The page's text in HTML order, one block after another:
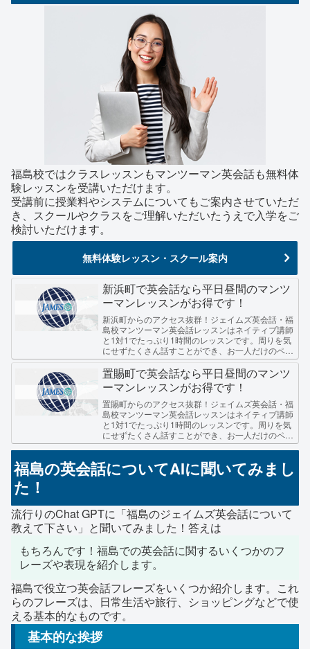
福島校ではクラスレッスンもマンツーマン英会話も無料体
験レッスンを受講いただけます。
受講前に授業料やシステムについてもご案内させていただ
き、スクールやクラスをご理解いただいたうえで入学をご
検討いただけます。
無料体験レッスン・スクール案内
新浜町で英会話なら平日昼間のマンツ
ーマンレッスンがお得です！
新浜町からのアクセス抜群！ジェイムズ英会話・福
島校マンツーマン英会話レッスンはネイティブ講師
と1対1でたっぷり1時間のレッスンです。周りを気
にせずたくさん話すことができ、お一人だけのペー
ス、レベルに合わせて進むのでわからない所や苦手
な所もし...
置賜町で英会話なら平日昼間のマンツ
ーマンレッスンがお得です！
置賜町からのアクセス抜群！ジェイムズ英会話・福
島校マンツーマン英会話レッスンはネイティブ講師
と1対1でたっぷり1時間のレッスンです。周りを気
にせずたくさん話すことができ、お一人だけのペー
ス、レベルに合わせて進むのでわからない所や苦手
福島の英会話についてAIに聞いてみまし
た！
流行りのChat GPTに「福島のジェイムズ英会話について
教えて下さい」と聞いてみました！答えは
もちろんです！福島での英会話に関するいくつかのフ
レーズや表現を紹介します。
福島で役立つ英会話フレーズをいくつか紹介します。これ
らのフレーズは、日常生活や旅行、ショッピングなどで使
える基本的なものです。
基本的な挨拶